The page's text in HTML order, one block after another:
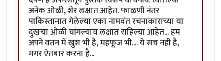
अनेक ओळी, शेर लक्षात आहेत. फाळणी नंतर
पाकिस्तानात गेलेल्या एका नामवंत रचनाकाराच्या या
दुखऱ्या ओळी चांगल्याच लक्षात राहिल्या आहेत... हम
अपने वतन में खुश भी है, महफूज भी.... ये सच नही है,
मगर ऐतबार करना है...